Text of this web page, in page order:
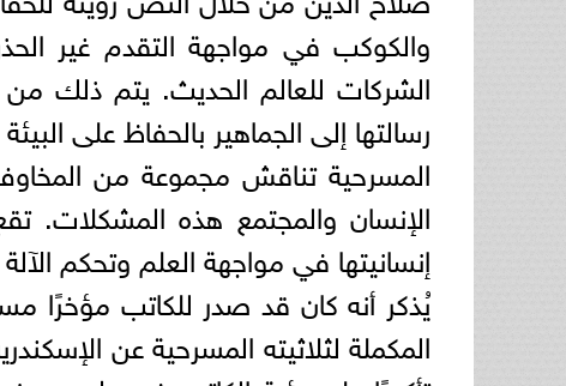
والكوكب في مواجهة التقدم غير
الشركات للعالم الحديث. يتم ذلك
رسالتها إلى الجماهير بالحفاظ على
المسرحية تناقش مجموعة من
الإنسان والمجتمع هذه المشكلات.
إنسانيتها في مواجهة العلم وتحكم
يُذكر أنه كان قد صدر للكاتب مؤخرًا
المكملة لثلاثيته المسرحية عن